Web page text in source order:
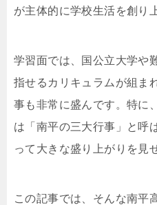
が主体的に学校生活を創り
学習面では、国公立大学や
指せるカリキュラムが組ま
事も非常に盛んです。特に
は「南平の三大行事」と呼
って大きな盛り上がりを見
この記事では、そんな南平